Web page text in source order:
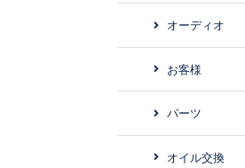
オーディオ
お客様
パーツ
オイル交換